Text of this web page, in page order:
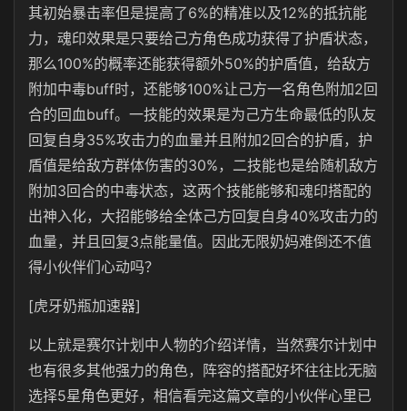
其初始暴击率但是提高了6%的精准以及12%的抵抗能
力，魂印效果是只要给己方角色成功获得了护盾状态，
那么100%的概率还能获得额外50%的护盾值，给敌方
附加中毒buff时，还能够100%让己方一名角色附加2回
合的回血buff。一技能的效果是为己方生命最低的队友
回复自身35%攻击力的血量并且附加2回合的护盾，护
盾值是给敌方群体伤害的30%，二技能也是给随机敌方
附加3回合的中毒状态，这两个技能能够和魂印搭配的
出神入化，大招能够给全体己方回复自身40%攻击力的
血量，并且回复3点能量值。因此无限奶妈难倒还不值
得小伙伴们心动吗？
[虎牙奶瓶加速器]
以上就是赛尔计划中人物的介绍详情，当然赛尔计划中
也有很多其他强力的角色，阵容的搭配好坏往往比无脑
选择5星角色更好，相信看完这篇文章的小伙伴心里已